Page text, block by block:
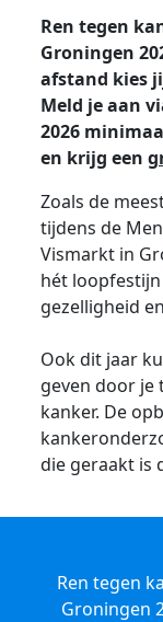
Ren tegen
Groningen
afstand kies
Meld je aan
2026
en krijg een
Zoals de
tijdens de
Vismarkt in
hét
gezelligheid
Ook dit jaar
geven door je
kanker. De
die geraakt is
Ren tegen
Groningen